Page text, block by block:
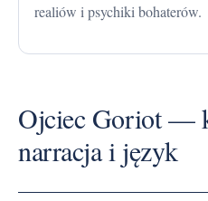
realiów i psychiki bohaterów.
Ojciec Goriot —
narracja i język